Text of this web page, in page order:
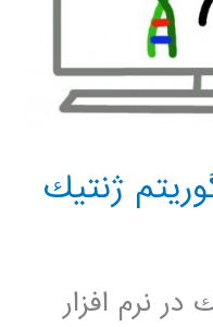
ژنتيك
در نرم افزار